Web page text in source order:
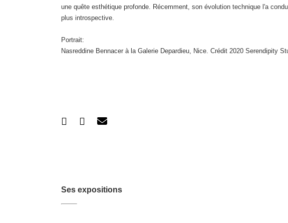
une quête esthétique profonde. Récemment, son évolution technique l'a
plus introspective.
Portrait:
Nasreddine Bennacer à la Galerie Depardieu, Nice. Crédit 2020 Serendipity
Ses expositions